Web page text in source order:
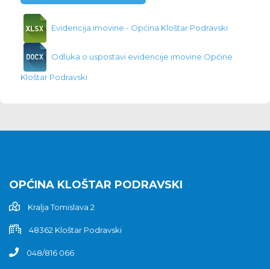
Evidencija imovine - Općina Kloštar Podravski
Odluka o uspostavi evidencije imovine Općine
Kloštar Podravski
OPĆINA KLOŠTAR PODRAVSKI
Kralja Tomislava 2
48362 Kloštar Podravski
048/816 066